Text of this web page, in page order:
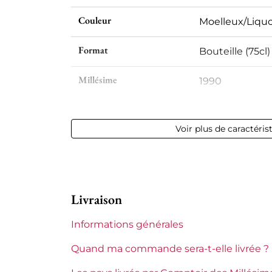
Couleur Moelleux/
Format Bouteille (75cl)
Millésime 1990
Appellation Sauternes
Etiquette
Région
Voir plus de
Livraison
Informations générales
Quand ma commande sera-t-elle livrée ?